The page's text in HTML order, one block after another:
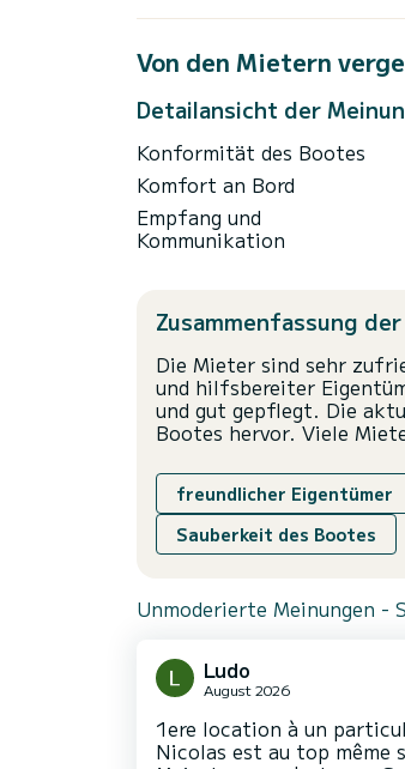
Von den Mietern
Detailansicht der
Konformität des Bootes
Komfort an Bord
Empfang und
Kommunikation
Zusammenfassung
Die Mieter sind sehr
und hilfsbereiter
und gut gepflegt. Die
Bootes hervor. Viele
freundlicher Eigentümer
Sauberkeit des Bootes
Unmoderierte Meinungen -
Ludo
August 2026
1ere location à un
Nicolas est au top même